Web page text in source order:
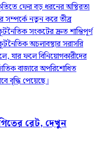
ফের বড় ধরনের অস্থিরতা
সম্পর্কে নতুন করে তীব্র
সংকটের দ্রুত শান্তিপূর্ণ
অচলাবস্থার সরাসরি
যার ফলে বিনিয়োগকারীদের
বাজারে অপরিশোধিত
বৃদ্ধি পেয়েছে।
রেট, দেখুন